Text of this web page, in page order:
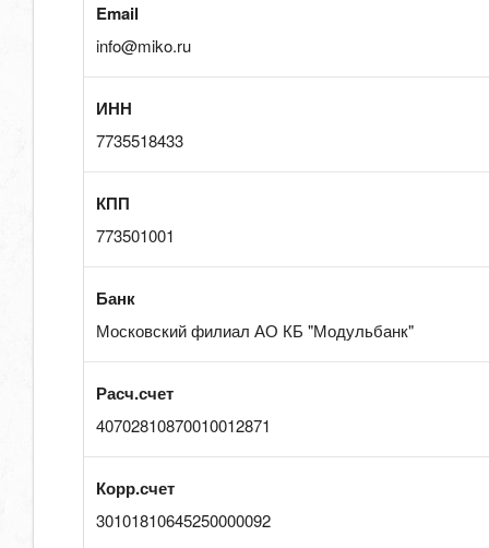
Email
info@miko.ru
ИНН
7735518433
КПП
773501001
Банк
Московский филиал АО КБ "Модульбанк"
Расч.счет
40702810870010012871
Корр.счет
30101810645250000092